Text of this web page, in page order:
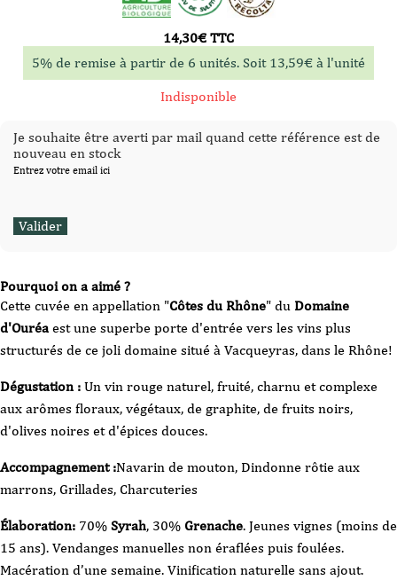
Pourquoi on a aimé ?
Cette cuvée en appellation "Côtes du Rhône" du Domaine
d'Ouréa est une superbe porte d'entrée vers les vins plus
structurés de ce joli domaine situé à Vacqueyras, dans le Rhône!
Dégustation : Un vin rouge naturel, fruité, charnu et complexe
aux arômes floraux, végétaux, de graphite, de fruits noirs,
d'olives noires et d'épices douces.
Accompagnement :Navarin de mouton, Dindonne rôtie aux
marrons, Grillades, Charcuteries
Élaboration: 70% Syrah, 30% Grenache. Jeunes vignes (moins de
15 ans). Vendanges manuelles non éraflées puis foulées.
Macération d’une semaine. Vinification naturelle sans ajout.
14,30€ TTC
5% de remise à partir de 6 unités. Soit 13,59€ à l'unité
Indisponible
Je souhaite être averti par mail quand cette référence est de
nouveau en stock
Entrez votre email ici